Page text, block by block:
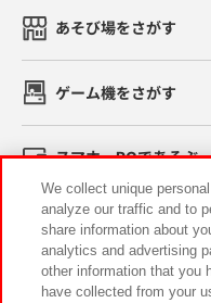
あそび場をさがす
ゲーム機をさがす
スマホ・PCであそぶ
イベント・キャンペー
We collect unique
analyze our traffic and to
share information about
analytics and advertising
other information that you
have collected from your